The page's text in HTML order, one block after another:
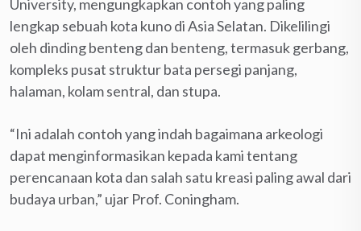
University, mengungkapkan contoh yang paling
lengkap sebuah kota kuno di Asia Selatan. Dikelilingi
oleh dinding benteng dan benteng, termasuk gerbang,
kompleks pusat struktur bata persegi panjang,
halaman, kolam sentral, dan stupa.
“Ini adalah contoh yang indah bagaimana arkeologi
dapat menginformasikan kepada kami tentang
perencanaan kota dan salah satu kreasi paling awal dari
budaya urban,” ujar Prof. Coningham.